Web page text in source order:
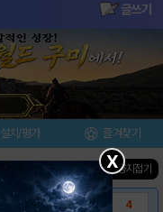
글쓰기
설치/평가 즐겨찾기
진행중인 이벤트0건 ▲ 공지접기
4
X